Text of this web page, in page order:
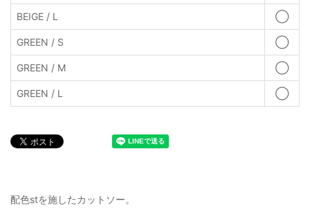
BEIGE / L ◯
GREEN / S ◯
GREEN / M ◯
GREEN / L ◯
配色stを施したカットソー。